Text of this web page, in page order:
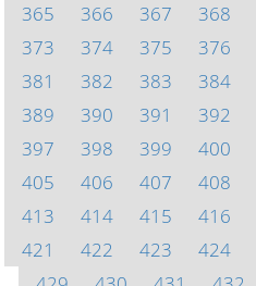
365
366 367 368
373
374 375 376
381
382 383 384
389
390 391 392
397
398 399 400
405
406 407 408
413
414 415 416
421
422 423 424